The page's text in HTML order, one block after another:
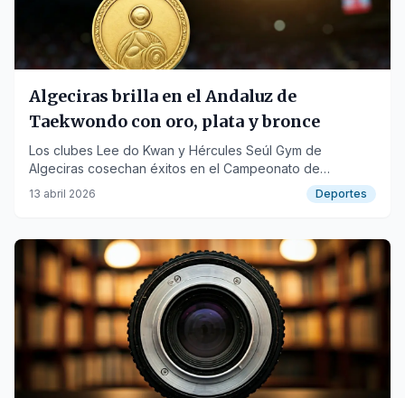
Algeciras brilla en el Andaluz de
Taekwondo con oro, plata y bronce
Los clubes Lee do Kwan y Hércules Seúl Gym de
Algeciras cosechan éxitos en el Campeonato de
Andalucía precadete y máster.
13 abril 2026 Deportes